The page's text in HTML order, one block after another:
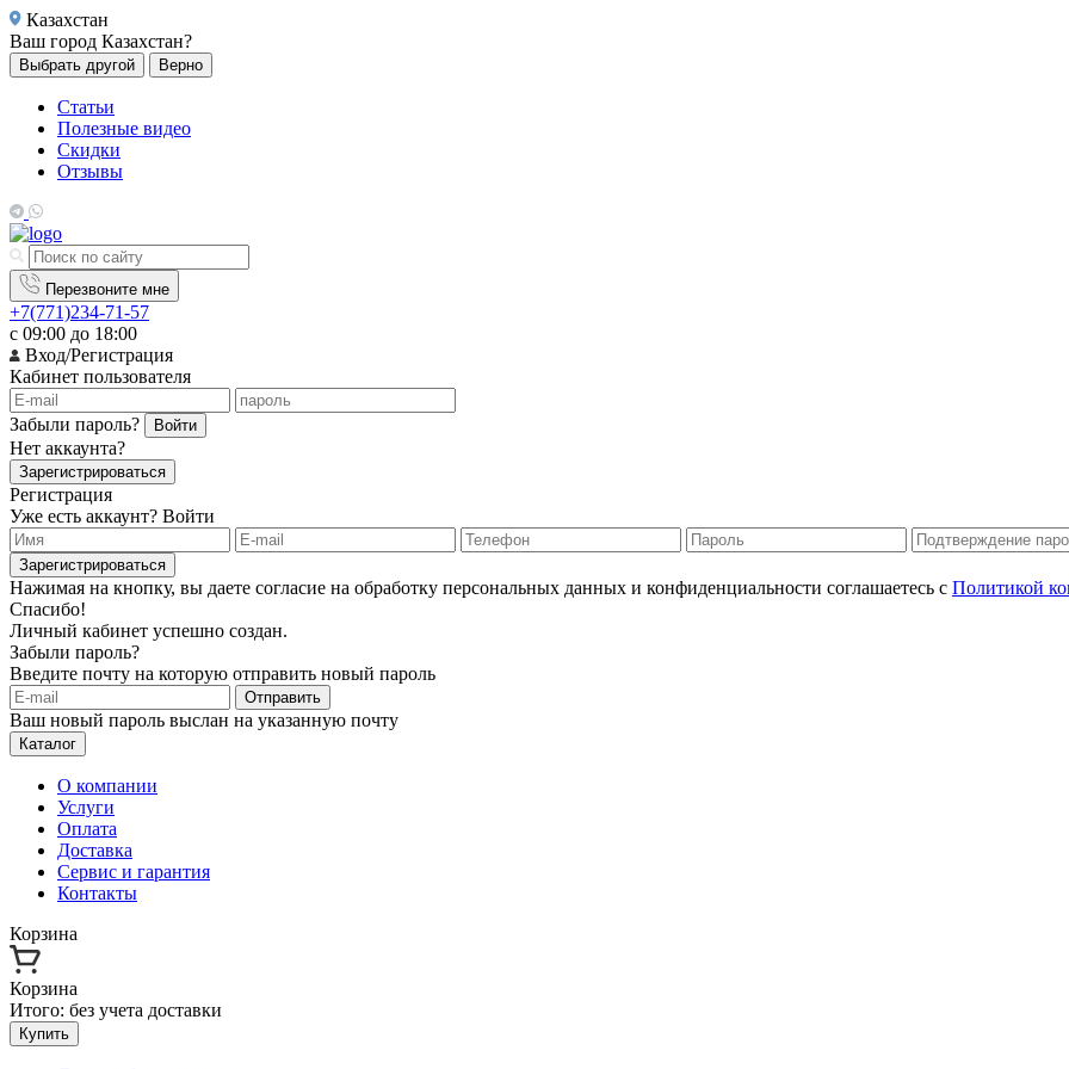
Казахстан
Ваш город Казахстан?
Выбрать другой Верно
Статьи
Полезные видео
Скидки
Отзывы
Перезвоните мне
+7(771)234-71-57
с 09:00 до 18:00
Вход/Регистрация
Кабинет пользователя
Забыли пароль? Войти
Нет аккаунта?
Зарегистрироваться
Регистрация
Уже есть аккаунт? Войти
Зарегистрироваться
Нажимая на кнопку, вы даете согласие на обработку персональных данных и конфиденциальности соглашаетесь с Политикой
Спасибо!
Личный кабинет успешно создан.
Забыли пароль?
Введите почту на которую отправить новый пароль
Отправить
Ваш новый пароль выслан на указанную почту
Каталог
О компании
Услуги
Оплата
Доставка
Сервис и гарантия
Контакты
Корзина
Корзина
Итого: без учета доставки
Купить